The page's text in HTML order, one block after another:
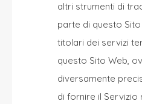
altri strumenti di
parte di questo
titolari dei servizi
questo Sito Web,
diversamente
di fornire il Servizio